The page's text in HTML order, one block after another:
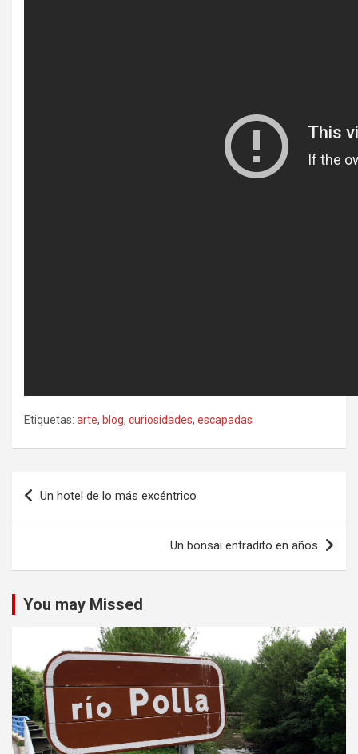
Etiquetas: arte, blog, curiosidades, escapadas
Navegación
de
Un hotel de lo más excéntrico
Un bonsai entradito en años
You may Missed